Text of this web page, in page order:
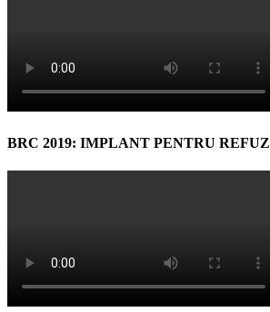
BRC 2019: IMPLANT PENTRU REFUZ